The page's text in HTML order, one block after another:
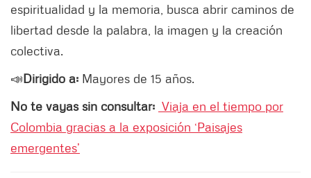
espiritualidad y la memoria, busca abrir caminos de
libertad desde la palabra, la imagen y la creación
colectiva.
📣Dirigido a: Mayores de 15 años.
No te vayas sin consultar: Viaja en el tiempo por
Colombia gracias a la exposición ‘Paisajes
emergentes’